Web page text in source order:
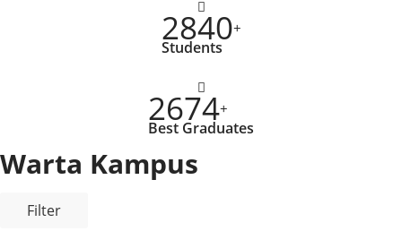
2840+
Students
2674+
Best Graduates
Warta Kampus
Filter